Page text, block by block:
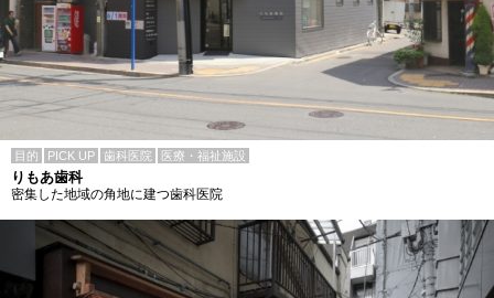
目的 PICK UP 歯科医院 医療・福祉施設
りもあ歯科
密集した地域の角地に建つ歯科医院